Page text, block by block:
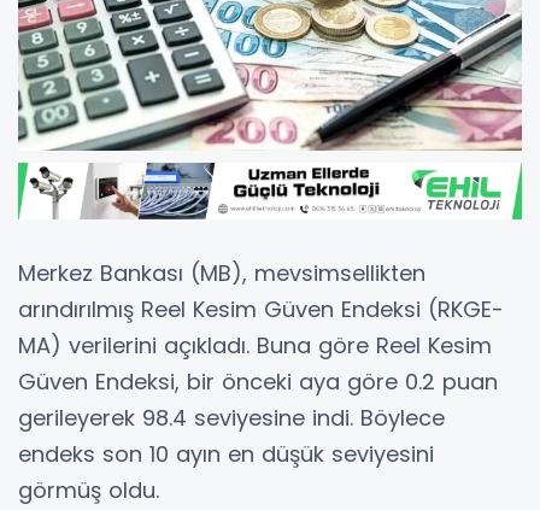
Merkez Bankası (MB), mevsimsellikten
arındırılmış Reel Kesim Güven Endeksi (RKGE-
MA) verilerini açıkladı. Buna göre Reel Kesim
Güven Endeksi, bir önceki aya göre 0.2 puan
gerileyerek 98.4 seviyesine indi. Böylece
endeks son 10 ayın en düşük seviyesini
görmüş oldu.